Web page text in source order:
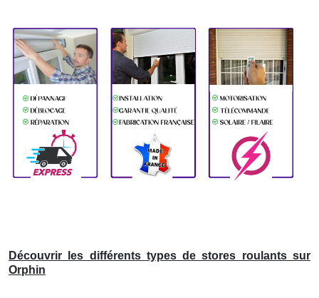
Découvrir les différents types de stores roulants sur
Orphin